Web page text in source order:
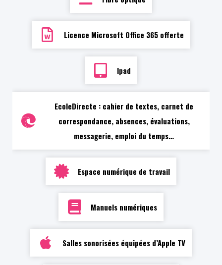
Licence Microsoft Office 365 offerte
Ipad
EcoleDirecte : cahier de textes, carnet de
correspondance, absences, évaluations,
messagerie, emploi du temps…
Espace numérique de travail
Manuels numériques
Salles sonorisées équipées d’Apple TV